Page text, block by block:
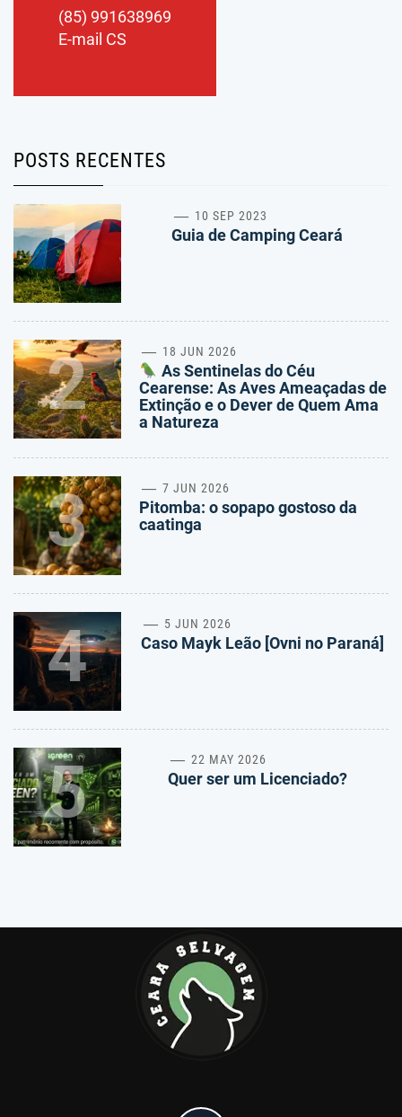
(85) 991638969
E-mail CS
POSTS RECENTES
1 10 SEP 2023
Guia de Camping Ceará
2 18 JUN 2026
As Sentinelas do Céu
Cearense: As Aves Ameaçadas de
Extinção e o Dever de Quem Ama
a Natureza
3 7 JUN 2026
Pitomba: o sopapo gostoso da
caatinga
4 5 JUN 2026
Caso Mayk Leão [Ovni no Paraná]
5 22 MAY 2026
Quer ser um Licenciado?